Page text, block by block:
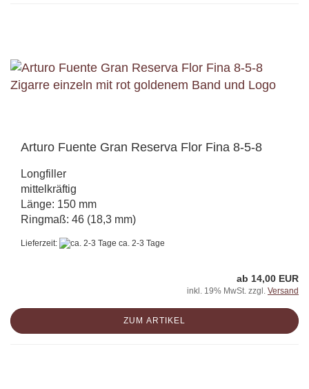
Arturo Fuente Gran Reserva Flor Fina 8-5-8
Longfiller
mittelkräftig
Länge: 150 mm
Ringmaß: 46 (18,3 mm)
Lieferzeit: ca. 2-3 Tage
ab 14,00 EUR
inkl. 19% MwSt. zzgl. Versand
ZUM ARTIKEL